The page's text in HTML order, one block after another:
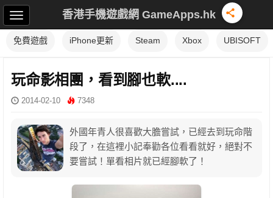
香港手機遊戲網 GameApps.hk
免費遊戲 iPhone更新 Steam Xbox UBISOFT
玩命影相團，看到腳也軟....
2014-02-10 7348
外國年青人很喜歡大膽嘗試，已經去到玩命階
段了，在這裡小記奉勸各位看看就好，絕對不
要嘗試！單看相片就已經腳軟了！